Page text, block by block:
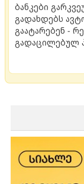
ბანკები
გადახდებს
გაატარებენ -
გადაცილებულ